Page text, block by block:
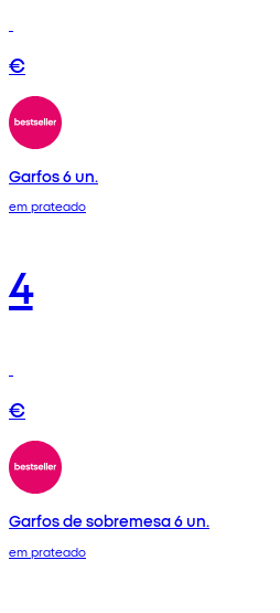
€
Garfos 6 un.
em prateado
4
€
Garfos de sobremesa 6 un.
em prateado